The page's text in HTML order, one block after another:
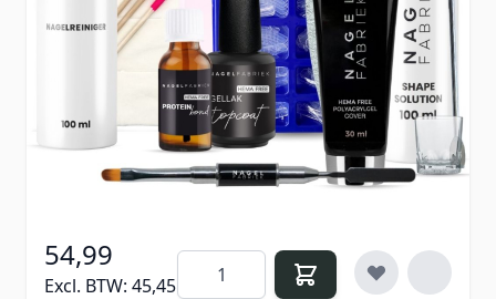
Met ons Polyacrylgel Starterspakket heb je alles
in handen om moeiteloos salonwaardige nagels
Verdien54
Nail Points bij aankoop van dit
product
54,99
Excl. BTW: 45,45
Aantal